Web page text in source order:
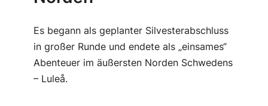
Es begann als geplanter Silvesterabschluss
in großer Runde und endete als „einsames“
Abenteuer im äußersten Norden Schwedens
– Luleå.